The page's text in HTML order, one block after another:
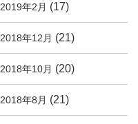
2019年2月 (17)
2018年12月 (21)
2018年10月 (20)
2018年8月 (21)